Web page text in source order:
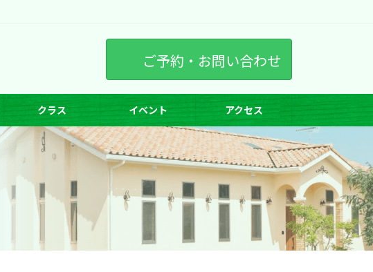
ご予約・お問い合わせ
クラス イベント アクセス